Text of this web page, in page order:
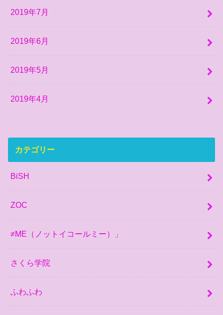
2019年7月
2019年6月
2019年5月
2019年4月
カテゴリー
BiSH
ZOC
≠ME（ノットイコールミー）」
さくら学院
ふわふわ